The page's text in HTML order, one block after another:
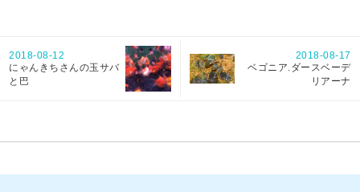
2018-08-12
にゃんきちさんの玉サバ
と巴
2018-08-17
ベゴニア.ダースベーデ
リアーナ